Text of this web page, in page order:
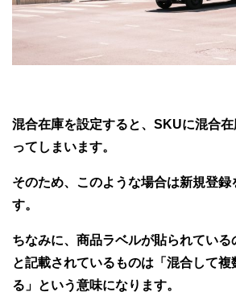
混合在庫を設定すると、SKUに混合
ってしまいます。
そのため、このような場合は新規登録
す。
ちなみに、商品ラベルが貼られている
と記載されているものは「混合して
る」という意味になります。